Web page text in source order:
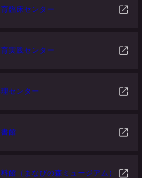
臨床センター
実践センター
センター
館
館（まなびの森ミュージアム）